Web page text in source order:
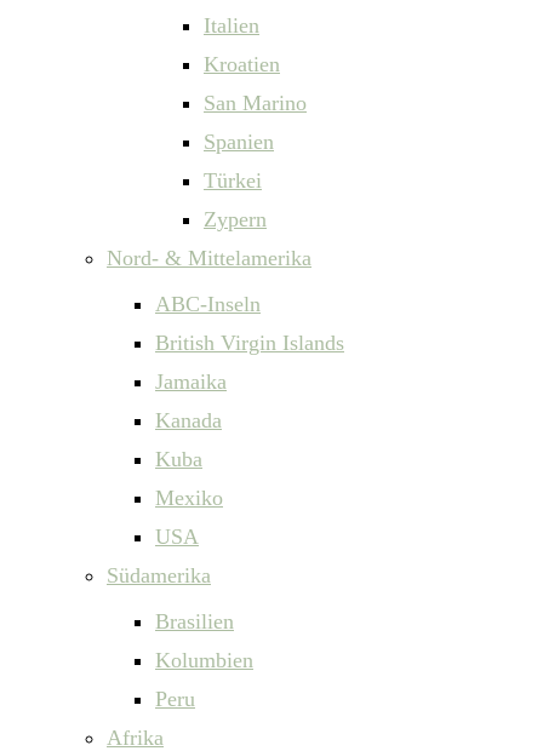
Italien
Kroatien
San Marino
Spanien
Türkei
Zypern
Nord- & Mittelamerika
ABC-Inseln
British Virgin Islands
Jamaika
Kanada
Kuba
Mexiko
USA
Südamerika
Brasilien
Kolumbien
Peru
Afrika